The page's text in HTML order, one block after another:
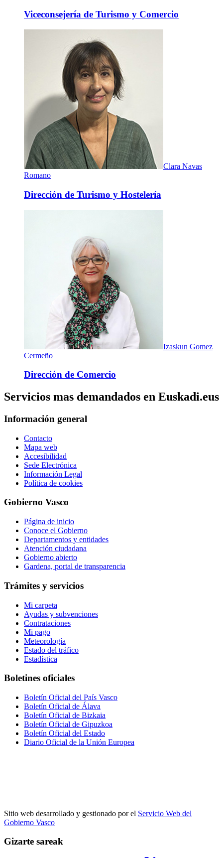
Viceconsejería de Turismo y Comercio
Clara Navas
Romano
Dirección de Turismo y Hostelería
Izaskun Gomez
Cermeño
Dirección de Comercio
Servicios mas demandados en Euskadi.eus
Información general
Contacto
Mapa web
Accesibilidad
Sede Electrónica
Información Legal
Política de cookies
Gobierno Vasco
Página de inicio
Conoce el Gobierno
Departamentos y entidades
Atención ciudadana
Gobierno abierto
Gardena, portal de transparencia
Trámites y servicios
Mi carpeta
Ayudas y subvenciones
Contrataciones
Mi pago
Meteorología
Estado del tráfico
Estadística
Boletines oficiales
Boletín Oficial del País Vasco
Boletín Oficial de Álava
Boletín Oficial de Bizkaia
Boletín Oficial de Gipuzkoa
Boletín Oficial del Estado
Diario Oficial de la Unión Europea
Sitio web desarrollado y gestionado por el Servicio Web del
Gobierno Vasco
Gizarte sareak